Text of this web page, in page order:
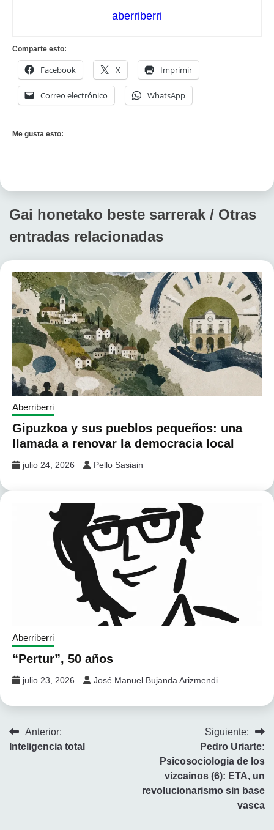
aberriberri
Comparte esto:
Facebook X Imprimir
Correo electrónico WhatsApp
Me gusta esto:
Gai honetako beste sarrerak / Otras
entradas relacionadas
Aberriberri
Gipuzkoa y sus pueblos pequeños: una
llamada a renovar la democracia local
julio 24, 2026 Pello Sasiain
Aberriberri
“Pertur”, 50 años
julio 23, 2026 José Manuel Bujanda Arizmendi
Navegación
Anterior:
Inteligencia total
Siguiente:
Pedro Uriarte:
Psicosociologia de los
vizcainos (6): ETA, un
revolucionarismo sin base
vasca